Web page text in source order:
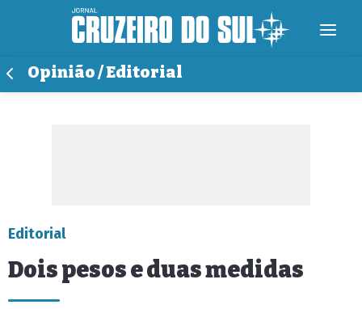
Opinião / Editorial
Editorial
Dois pesos e duas medidas